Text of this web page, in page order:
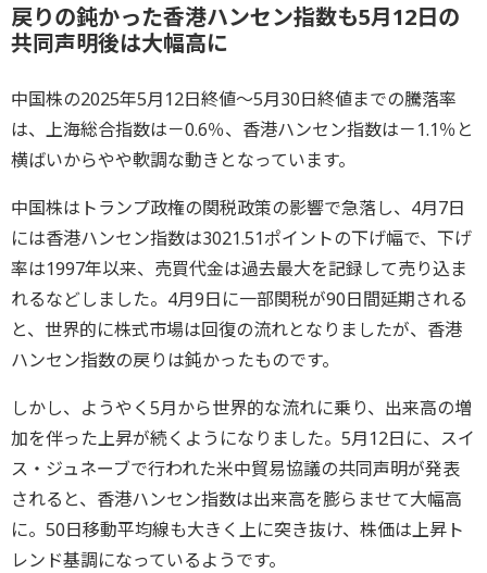
戻りの鈍かった香港ハンセン指数も5月12日の
共同声明後は大幅高に
中国株の2025年5月12日終値～5月30日終値までの騰落率
は、上海総合指数は－0.6％、香港ハンセン指数は－1.1％と
横ばいからやや軟調な動きとなっています。
中国株はトランプ政権の関税政策の影響で急落し、4月7日
には香港ハンセン指数は3021.51ポイントの下げ幅で、下げ
率は1997年以来、売買代金は過去最大を記録して売り込ま
れるなどしました。4月9日に一部関税が90日間延期される
と、世界的に株式市場は回復の流れとなりましたが、香港
ハンセン指数の戻りは鈍かったものです。
しかし、ようやく5月から世界的な流れに乗り、出来高の増
加を伴った上昇が続くようになりました。5月12日に、スイ
ス・ジュネーブで行われた米中貿易協議の共同声明が発表
されると、香港ハンセン指数は出来高を膨らませて大幅高
に。50日移動平均線も大きく上に突き抜け、株価は上昇ト
レンド基調になっているようです。